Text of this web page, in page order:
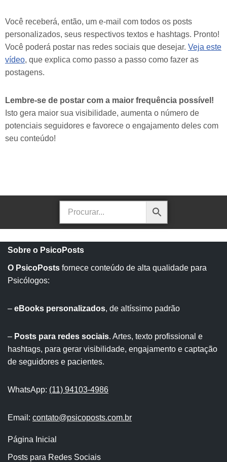
Você receberá, então, um e-mail com todos os posts
personalizados, seus respectivos textos e hashtags. Pronto!
Você poderá postar nas redes sociais que desejar. Veja este
vídeo, que explica como passo a passo como fazer as
postagens.
Lembre-se de postar com a maior frequência possível!
Isto gera maior sua visibilidade, aumenta o número de
potenciais seguidores e favorece o engajamento deles com
seu conteúdo!
Sobre o PsicoPosts
O PsicoPosts fornece conteúdo de alta qualidade para
Psicólogos:
– eBooks personalizados, de altíssimo padrão
– Posts para redes sociais. Artes, texto profissional e
hashtags, para gerar visibilidade, engajamento e captação
de seguidores e pacientes.
WhatsApp: (11) 94103-4986
Email: contato@psicoposts.com.br
Página Inicial
Posts para Redes Sociais